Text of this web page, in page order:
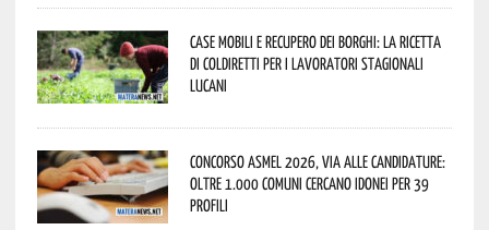
Case mobili e recupero dei borghi: la ricetta
di Coldiretti per i lavoratori stagionali
lucani
Concorso Asmel 2026, via alle candidature:
oltre 1.000 Comuni cercano idonei per 39
profili